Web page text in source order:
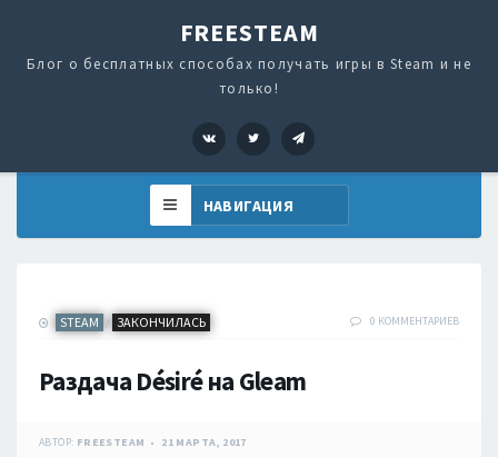
FREESTEAM
Блог о бесплатных способах получать игры в Steam и не
только!
VK Twitter
STEAM / ЗАКОНЧИЛАСЬ 0 КОММЕНТАРИЕВ
Раздача Désiré на Gleam
АВТОР: FREESTEAM 21 МАРТА, 2017